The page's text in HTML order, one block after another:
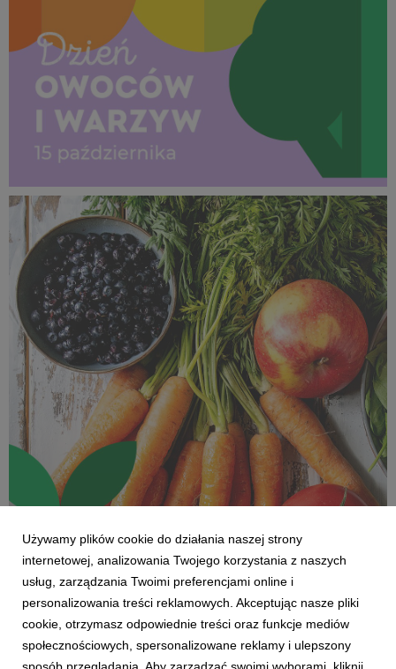
Dzień Owoców i Warzyw_15 październik 2025 (6).jpg
265 KB
Używamy plików cookie do działania naszej strony
internetowej, analizowania Twojego korzystania z naszych
usług, zarządzania Twoimi preferencjami online i
personalizowania treści reklamowych. Akceptując nasze pliki
cookie, otrzymasz odpowiednie treści oraz funkcje mediów
społecznościowych, spersonalizowane reklamy i ulepszony